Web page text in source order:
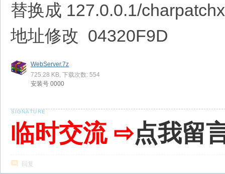
替换成 127.0.0.1/
地址修改 04320F9D
WebServer.7z
725.28 KB, 下载次数: 554
安装号 0000
临时交流 ⇨点我留
回复